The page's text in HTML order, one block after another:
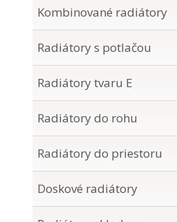
Kombinované radiátory
Radiátory s potlačou
Radiátory tvaru E
Radiátory do rohu
Radiátory do priestoru
Doskové radiátory